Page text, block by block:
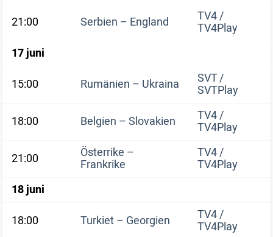
21:00
Serbien – England TV4 /
TV4Play
17 juni
15:00
Rumänien – Ukraina SVT /
SVTPlay
18:00
Belgien – Slovakien TV4 /
TV4Play
21:00
Österrike –
Frankrike
TV4 /
TV4Play
18 juni
18:00
Turkiet – Georgien TV4 /
TV4Play